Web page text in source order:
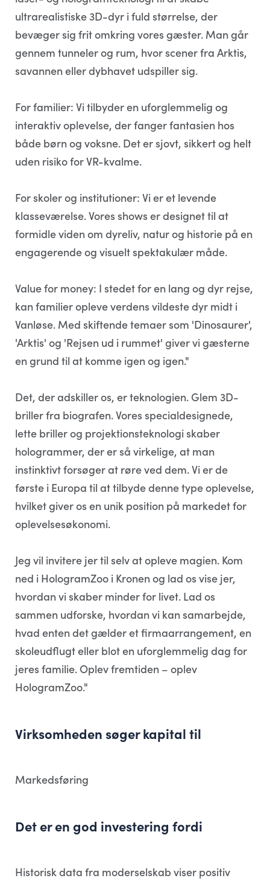
ultrarealistiske 3D-dyr i fuld størrelse, der
bevæger sig frit omkring vores gæster. Man går
gennem tunneler og rum, hvor scener fra Arktis,
savannen eller dybhavet udspiller sig.
For familier: Vi tilbyder en uforglemmelig og
interaktiv oplevelse, der fanger fantasien hos
både børn og voksne. Det er sjovt, sikkert og helt
uden risiko for VR-kvalme.
For skoler og institutioner: Vi er et levende
klasseværelse. Vores shows er designet til at
formidle viden om dyreliv, natur og historie på en
engagerende og visuelt spektakulær måde.
Value for money: I stedet for en lang og dyr rejse,
kan familier opleve verdens vildeste dyr midt i
Vanløse. Med skiftende temaer som 'Dinosaurer',
'Arktis' og 'Rejsen ud i rummet' giver vi gæsterne
en grund til at komme igen og igen."
Det, der adskiller os, er teknologien. Glem 3D-
briller fra biografen. Vores specialdesignede,
lette briller og projektionsteknologi skaber
hologrammer, der er så virkelige, at man
instinktivt forsøger at røre ved dem. Vi er de
første i Europa til at tilbyde denne type oplevelse,
hvilket giver os en unik position på markedet for
oplevelsesøkonomi.
Jeg vil invitere jer til selv at opleve magien. Kom
ned i HologramZoo i Kronen og lad os vise jer,
hvordan vi skaber minder for livet. Lad os
sammen udforske, hvordan vi kan samarbejde,
hvad enten det gælder et firmaarrangement, en
skoleudflugt eller blot en uforglemmelig dag for
jeres familie. Oplev fremtiden – oplev
HologramZoo."
Virksomheden søger kapital til
Markedsføring
Det er en god investering fordi
Historisk data fra moderselskab viser positiv